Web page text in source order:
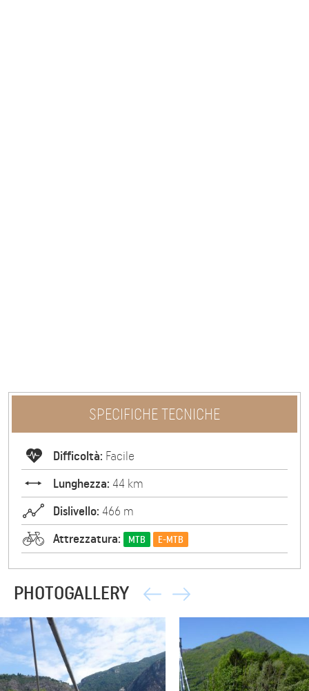
SPECIFICHE TECNICHE
Difficoltà: Facile
Lunghezza: 44 km
Dislivello: 466 m
Attrezzatura:
MTB E-MTB
PHOTOGALLERY